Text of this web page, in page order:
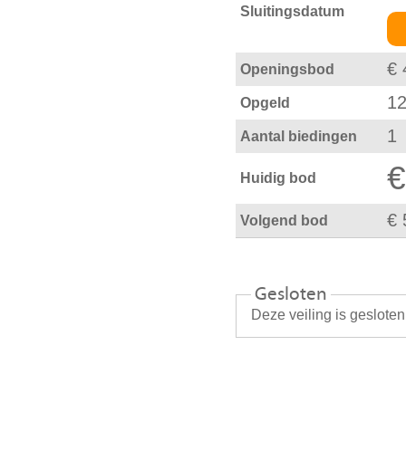
Sluitingsdatum
Openingsbod €
Opgeld
Aantal biedingen 1
Huidig bod
Volgend bod €
Gesloten
Deze veiling is